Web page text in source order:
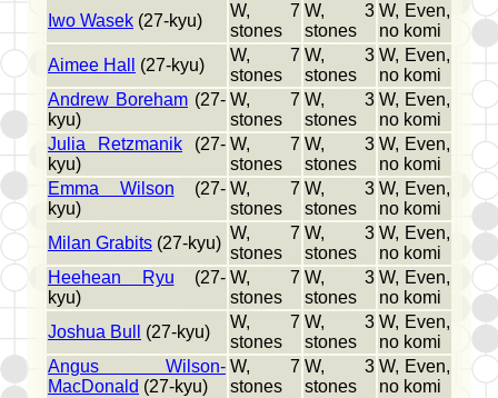
Iwo Wasek (27-kyu)
W, 7
stones
W, 3
stones
W, Even,
no komi
Aimee Hall
(27-kyu)
W, 7
stones
W, 3
stones
W, Even,
no komi
Andrew Boreham (27-
kyu)
W, 7
stones
W, 3
stones
W, Even,
no komi
Julia Retzmanik (27-
kyu)
W, 7
stones
W, 3
stones
W, Even,
no komi
Emma Wilson (27-
kyu)
W, 7
stones
W, 3
stones
W, Even,
no komi
Milan Grabits (27-kyu)
W, 7
stones
W, 3
stones
W, Even,
no komi
Heehean Ryu (27-
kyu)
W, 7
stones
W, 3
stones
W, Even,
no komi
Joshua Bull
(27-kyu)
W, 7
stones
W, 3
stones
W, Even,
no komi
Angus Wilson-
MacDonald (27-kyu)
W, 7
stones
W, 3
stones
W, Even,
no komi